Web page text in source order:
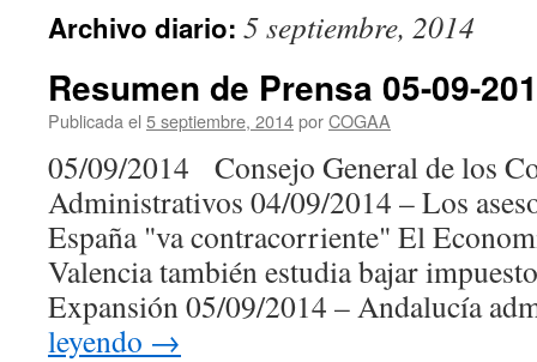
Archivo diario: 5 septiembre, 2014
Resumen de Prensa 05-09-
Publicada el 5 septiembre, 2014porCOGAA
05/09/2014 Consejo General de los
Administrativos 04/09/2014 – Los
España "va contracorriente" El
Valencia también estudia bajar
Expansión 05/09/2014 – Andalucía
leyendo →